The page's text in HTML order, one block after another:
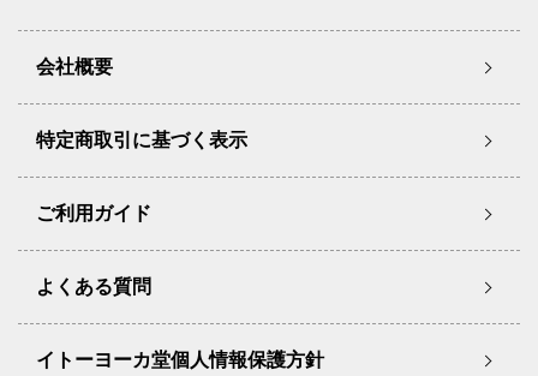
会社概要
特定商取引に基づく表示
ご利用ガイド
よくある質問
イトーヨーカ堂個人情報保護方針